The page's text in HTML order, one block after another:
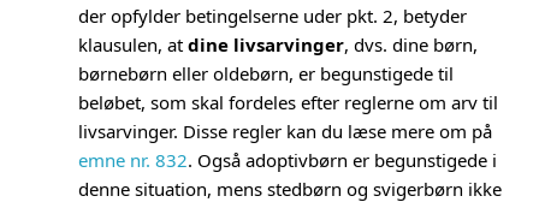
der opfylder betingelserne uder pkt. 2, betyder
klausulen, at dine livsarvinger, dvs. dine børn,
børnebørn eller oldebørn, er begunstigede til
beløbet, som skal fordeles efter reglerne om arv til
livsarvinger. Disse regler kan du læse mere om på
emne nr. 832. Også adoptivbørn er begunstigede i
denne situation, mens stedbørn og svigerbørn ikke